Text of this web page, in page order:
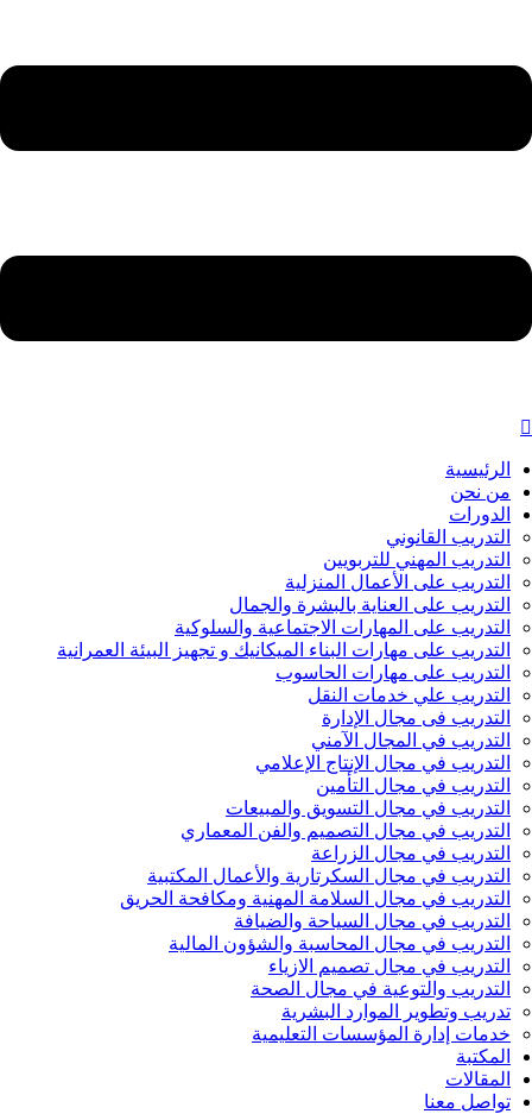
الرئيسية
من نحن
الدورات
التدريب القانوني
التدريب المهني للتربويين
التدريب على الأعمال المنزلية
التدريب على العناية بالبشرة والجمال
التدريب على المهارات الاجتماعية والسلوكية
التدريب على مهارات البناء الميكانيك و تجهيز البيئة العمرانية
التدريب على مهارات الحاسوب
التدريب علي خدمات النقل
التدريب فى مجال الإدارة
التدريب في المجال الآمني
التدريب في مجال الإنتاج الإعلامي
التدريب في مجال التأمين
التدريب في مجال التسويق والمبيعات
التدريب في مجال التصميم والفن المعماري
التدريب في مجال الزراعة
التدريب في مجال السكرتارية والأعمال المكتبية
التدريب في مجال السلامة المهنية ومكافحة الحريق
التدريب في مجال السياحة والضيافة
التدريب في مجال المحاسبة والشؤون المالية
التدريب في مجال تصميم الازياء
التدريب والتوعية في مجال الصحة
تدريب وتطوير الموارد البشرية
خدمات إدارة المؤسسات التعليمية
المكتبة
المقالات
تواصل معنا